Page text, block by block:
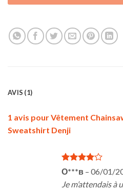
AVIS (1)
1 avis pourVêtement
Sweatshirt Denji
Note4
sur 5
О***в – 06/01/
Je m’attendais à